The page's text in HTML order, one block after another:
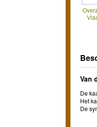
Van
De
Het
De